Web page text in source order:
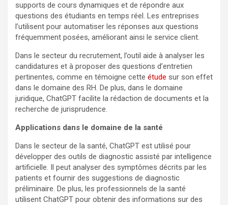
supports de cours dynamiques et de répondre aux
questions des étudiants en temps réel. Les entreprises
l’utilisent pour automatiser les réponses aux questions
fréquemment posées, améliorant ainsi le service client.
Dans le secteur du recrutement, l’outil aide à analyser les
candidatures et à proposer des questions d’entretien
pertinentes, comme en témoigne cette étude sur son effet
dans le domaine des RH. De plus, dans le domaine
juridique, ChatGPT facilite la rédaction de documents et la
recherche de jurisprudence.
Applications dans le domaine de la santé
Dans le secteur de la santé, ChatGPT est utilisé pour
développer des outils de diagnostic assisté par intelligence
artificielle. Il peut analyser des symptômes décrits par les
patients et fournir des suggestions de diagnostic
préliminaire. De plus, les professionnels de la santé
utilisent ChatGPT pour obtenir des informations sur des